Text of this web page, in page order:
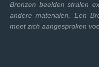
Bronzen beelden stralen
andere materialen. Een
moet zich aangesproken